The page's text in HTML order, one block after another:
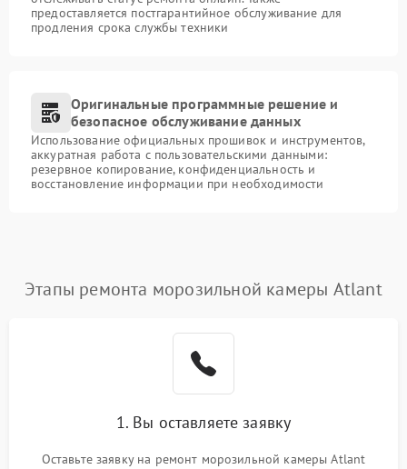
предоставляется постгарантийное обслуживание для
продления срока службы техники
Оригинальные программные решение и
безопасное обслуживание данных
Использование официальных прошивок и инструментов,
аккуратная работа с пользовательскими данными:
резервное копирование, конфиденциальность и
восстановление информации при необходимости
Этапы ремонта морозильной камеры Atlant
1. Вы оставляете заявку
Оставьте заявку на ремонт морозильной камеры Atlant